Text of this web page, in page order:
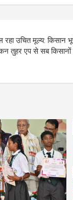
e
a
m
ail
n
k
रहा उचित मूल्य: किसान
तुहर एप से सब